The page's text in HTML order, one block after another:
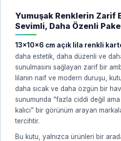
Yumuşak Renklerin Zarif
Sevimli, Daha Özenli
13x10x6 cm açık lila renkli
daha estetik, daha düzenli ve
sunulmasını sağlayan zarif bir
lilanın naif ve modern duruşu,
daha sıcak ve daha özgün bir
sunumunda “fazla ciddi değil ama
kalıcı” bir görünüm arayan
tercihtir.
Bu kutu, yalnızca ürünleri bir